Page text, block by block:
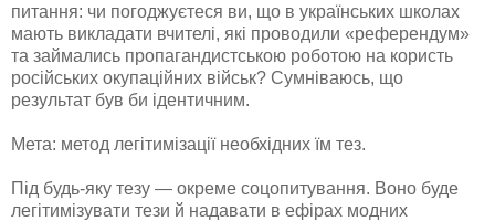
питання: чи погоджуєтеся ви, що в українських школах
мають викладати вчителі, які проводили «референдум»
та займались пропагандистською роботою на користь
російських окупаційних військ? Сумніваюсь, що
результат був би ідентичним.
Мета: метод легітимізації необхідних їм тез.
Під будь-яку тезу — окреме соцопитування. Воно буде
легітимізувати тези й надавати в ефірах модних